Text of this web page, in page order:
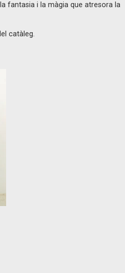
fantasia i la màgia que atresora la
catàleg.